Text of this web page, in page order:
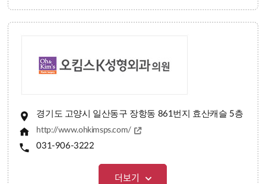
경기도 고양시 일산동구 장항동 861번지 효산캐슬 5층
http://www.ohkimsps.com/
031-906-3222
더보기